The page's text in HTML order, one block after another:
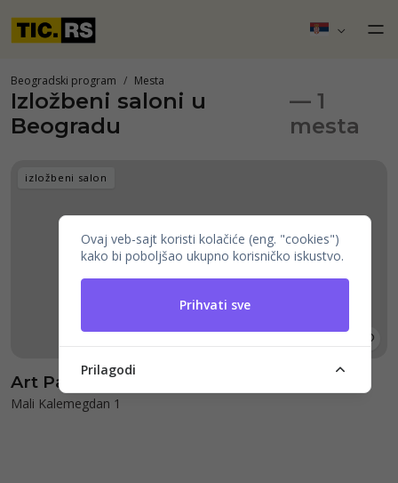
Beogradski program Mesta
Izložbeni saloni u
Beogradu
— 1
mesta
izložbeni salon
Art Pavilion "Cvijeta Zuzorić"
Mali Kalemegdan 1
Ovaj veb-sajt koristi kolačiće (eng. "cookies")
kako bi poboljšao ukupno korisničko iskustvo.
Prihvati sve
Prilagodi